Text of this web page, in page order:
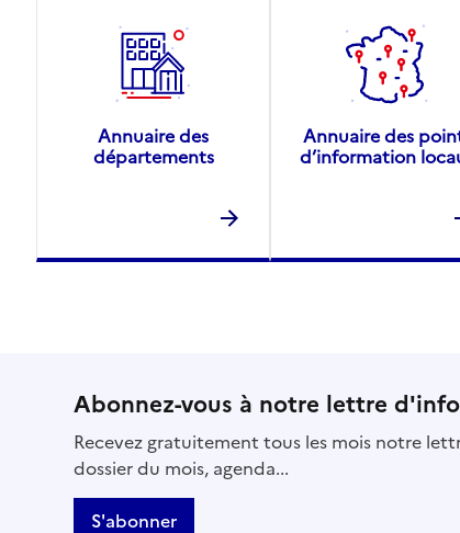
Annuaire des
départements
Annuaire des
d’information
Abonnez-vous à notre lettre
Recevez gratuitement tous les mois notre
dossier du mois, agenda...
S'abonner